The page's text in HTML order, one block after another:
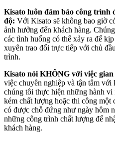
Kisato luôn đảm bảo công trình
độ: Với Kisato sẽ không bao giờ
ảnh hưởng đến khách hàng.
các tình huống có thể xảy ra để
xuyên trao đổi trực tiếp với chủ
trình.
Kisato nói KHÔNG với việc
việc chuyên nghiệp và tận tâm với
chúng tôi thực hiện những hành
kém chất lượng hoặc thi công một
có được chỗ đứng như ngày hôm
những công trình chất lượng để
khách hàng.